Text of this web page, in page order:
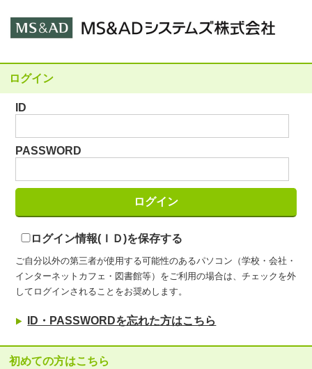
ログイン
ID
PASSWORD
ログイン情報(ＩＤ)を保存する
ご自分以外の第三者が使用する可能性のあるパソコン（学校・会社・
インターネットカフェ・図書館等）をご利用の場合は、チェックを外
してログインされることをお奨めします。
ID・PASSWORDを忘れた方はこちら
初めての方はこちら